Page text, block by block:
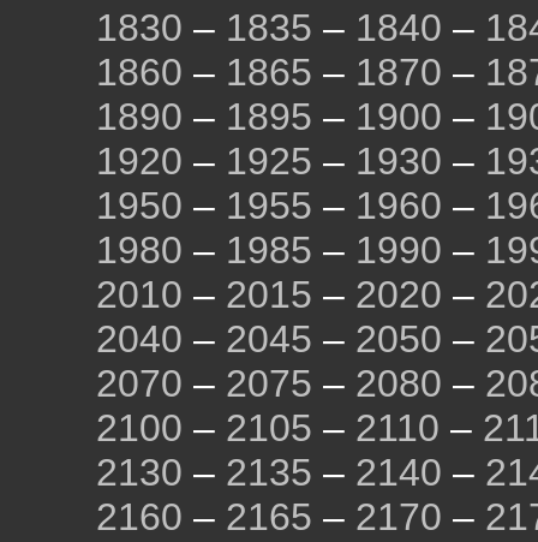
1830 – 1835 – 1840 –
1860 – 1865 – 1870 –
1890 – 1895 – 1900 –
1920 – 1925 – 1930 –
1950 – 1955 – 1960 –
1980 – 1985 – 1990 –
2010 – 2015 – 2020 –
2040 – 2045 – 2050 –
2070 – 2075 – 2080 –
2100 – 2105 – 2110 –
2130 – 2135 – 2140 –
2160 – 2165 – 2170 –